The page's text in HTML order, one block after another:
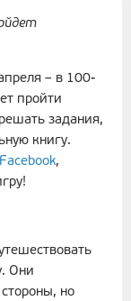
– в 100-
пройти
задания,
книгу.
Facebook,
Они
но